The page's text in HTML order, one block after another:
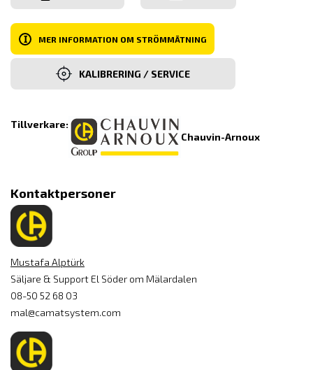
I MER INFORMATION OM STRÖMMÄTNING
KALIBRERING / SERVICE
Tillverkare:
Chauvin-Arnoux
Kontaktpersoner
Mustafa Alptürk
Säljare & Support El Söder om Mälardalen
08-50 52 68 03
mal@camatsystem.com